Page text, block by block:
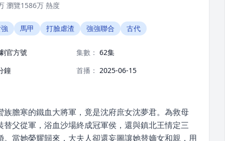
瀏覽1586万 熱度
馬甲 打臉虐渣 強強聯合 古代
官方號 集數： 62集
鐘
首播： 2025-06-15
族膽寒的鐵血大將軍，竟是沈府庶女沈夢君。為救母
替父從軍，浴血沙場終成冠軍侯，還與鎮北王情定三
。當她榮耀歸來，大夫人卻還妄圖讓她替嫡女和親，用